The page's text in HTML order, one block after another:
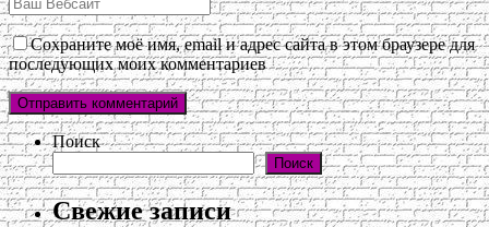
Сохраните моё имя, email и адрес сайта в этом браузере для
последующих моих комментариев
Поиск
Поиск
Свежие записи